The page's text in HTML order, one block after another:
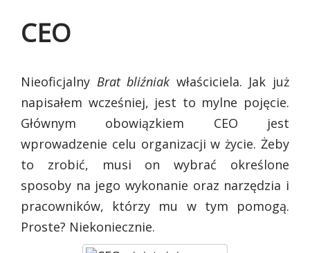
CEO
Nieoficjalny Brat bliźniak właściciela. Jak już
napisałem wcześniej, jest to mylne pojęcie.
Głównym obowiązkiem CEO jest
wprowadzenie celu organizacji w życie. Żeby
to zrobić, musi on wybrać określone
sposoby na jego wykonanie oraz narzędzia i
pracowników, którzy mu w tym pomogą.
Proste? Niekoniecznie.